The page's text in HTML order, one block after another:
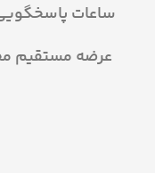
ساعات
عرضه مستقیم